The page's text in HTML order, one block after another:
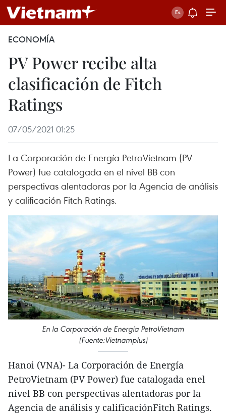
ECONOMÍA
PV Power recibe alta
clasificación de Fitch
Ratings
07/05/2021 01:25
La Corporación de Energía PetroVietnam (PV
Power) fue catalogada en el nivel BB con
perspectivas alentadoras por la Agencia de análisis
y calificación Fitch Ratings.
En la Corporación de Energía PetroVietnam
(Fuente:Vietnamplus)
Hanoi (VNA)- La Corporación de Energía
PetroVietnam (PV Power) fue catalogada enel
nivel BB con perspectivas alentadoras por la
Agencia de análisis y calificaciónFitch Ratings.